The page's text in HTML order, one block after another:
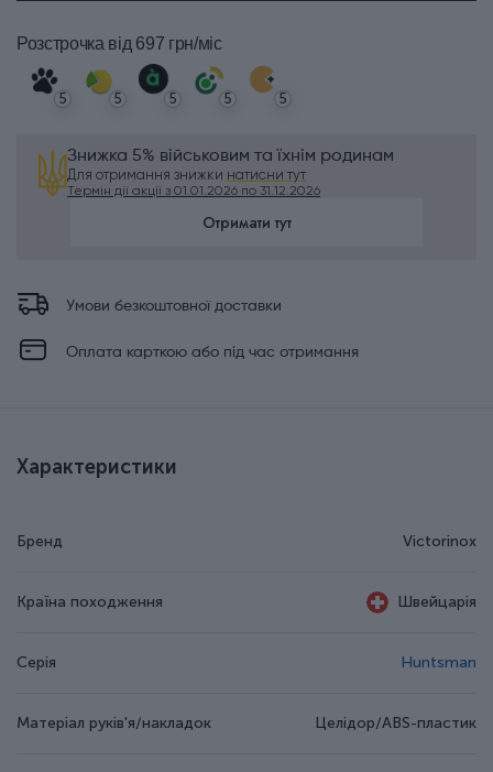
Розстрочка від 697 грн/міс
5 5 5 5 5
Знижка 5% військовим та їхнім родинам
Для отримання знижки натисни тут
Термін дії акції з 01.01.2026 по 31.12.2026
Отримати тут
Умови безкоштовної доставки
Оплата карткою або під час отримання
Характеристики
Бренд Victorinox
Країна походження Швейцарія
Серія Huntsman
Матеріал руків'я/накладок Целідор/ABS-пластик